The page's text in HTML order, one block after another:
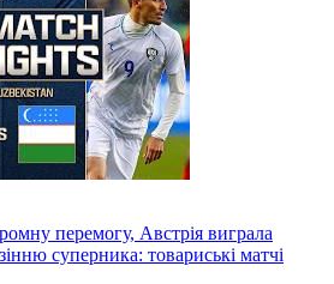
перемогу, Австрія виграла
суперника: товариські матчі